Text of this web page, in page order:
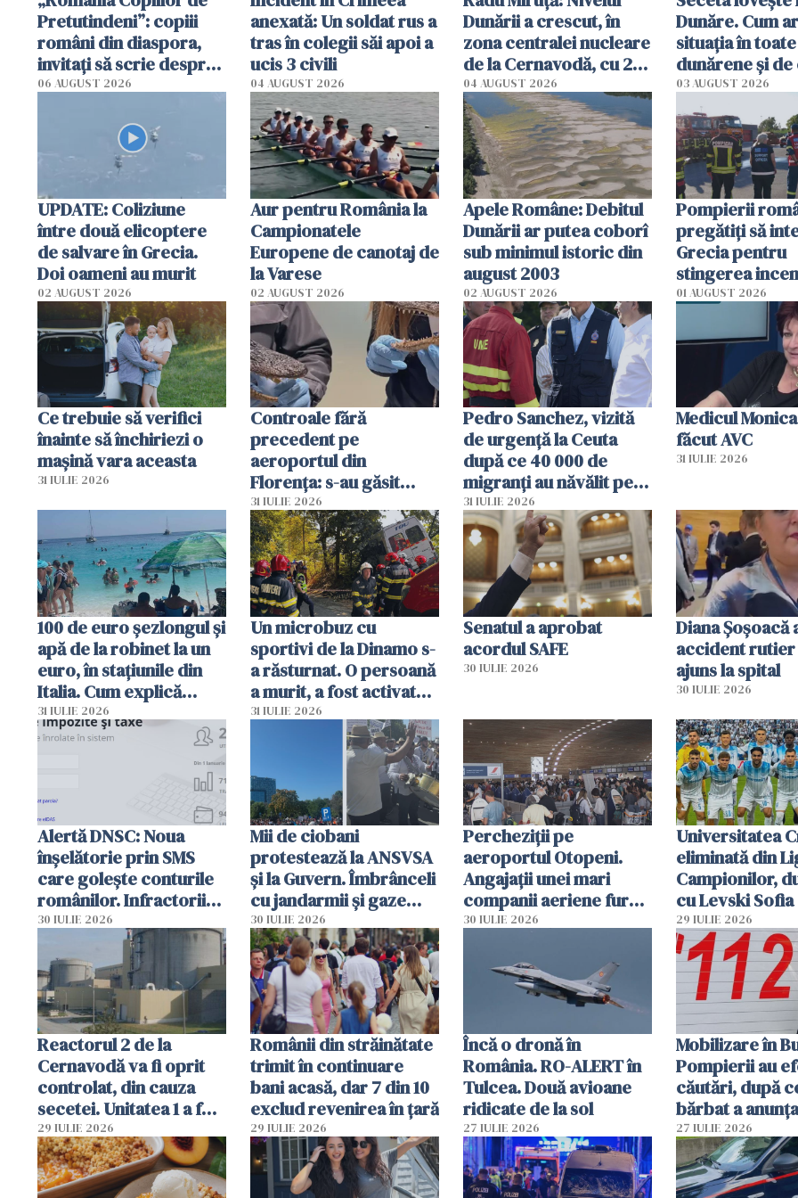
Pretutindeni”: copiii
români din diaspora,
invitați să scrie despre
România într-un volum
06 AUGUST 2026
anexată: Un soldat rus a
tras în colegii săi apoi a
ucis 3 civili
04 AUGUST 2026
Dunării a crescut, în
zona centralei nucleare
de la Cernavodă, cu 2
cm faţă de ziua trecută
04 AUGUST 2026
Dunăre. Cum
situația în
dunărene și de
România
efectele, deși a
în iulie
03 AUGUST 2026
UPDATE: Coliziune
între două elicoptere
de salvare în Grecia.
Doi oameni au murit
02 AUGUST 2026
Aur pentru România la
Campionatele
Europene de canotaj de
la Varese
02 AUGUST 2026
Apele Române: Debitul
Dunării ar putea coborî
sub minimul istoric din
august 2003
02 AUGUST 2026
Pompierii
pregătiţi să
Grecia pentru
stingerea
01 AUGUST 2026
Ce trebuie să verifici
înainte să închiriezi o
mașină vara aceasta
31 IULIE 2026
Controale fără
precedent pe
aeroportul din
Florența: s-au găsit
capete de aligator și o
sumă imensă de bani
31 IULIE 2026
Pedro Sanchez, vizită
de urgență la Ceuta
după ce 40 000 de
migranți au năvălit pe
teritoriul spaniol: „Vom
mobiliza toate
resursele"
31 IULIE 2026
Medicul
făcut AVC
31 IULIE 2026
100 de euro șezlongul și
apă de la robinet la un
euro, în stațiunile din
Italia. Cum explică
autoritățile
31 IULIE 2026
Un microbuz cu
sportivi de la Dinamo s-
a răsturnat. O persoană
a murit, a fost activat
planul roșu de
31 IULIE 2026
Senatul a aprobat
acordul SAFE
30 IULIE 2026
Diana Șoșoacă
accident rutier
ajuns la spital
30 IULIE 2026
Alertă DNSC: Noua
înșelătorie prin SMS
care golește conturile
românilor. Infractorii
folosesc numele
Ghișeul.ro și al Poliției
Române
30 IULIE 2026
Mii de ciobani
protestează la ANSVSA
și la Guvern. Îmbrânceli
cu jandarmii și gaze
lacrimogene
30 IULIE 2026
Percheziții pe
aeroportul Otopeni.
Angajații unei mari
companii aeriene furau
parfumuri, ceasuri și
vânzării
30 IULIE 2026
Universitatea
eliminată din
Campionilor,
cu Levski Sofia
29 IULIE 2026
Reactorul 2 de la
Cernavodă va fi oprit
controlat, din cauza
secetei. Unitatea 1 a fost
deja oprită
29 IULIE 2026
Românii din străinătate
trimit în continuare
bani acasă, dar 7 din 10
exclud revenirea în țară
29 IULIE 2026
Încă o dronă în
România. RO-ALERT în
Tulcea. Două avioane
ridicate de la sol
27 IULIE 2026
Mobilizare în
Pompierii au
căutări, după
bărbat a
că a văzut un
luminos
27 IULIE 2026